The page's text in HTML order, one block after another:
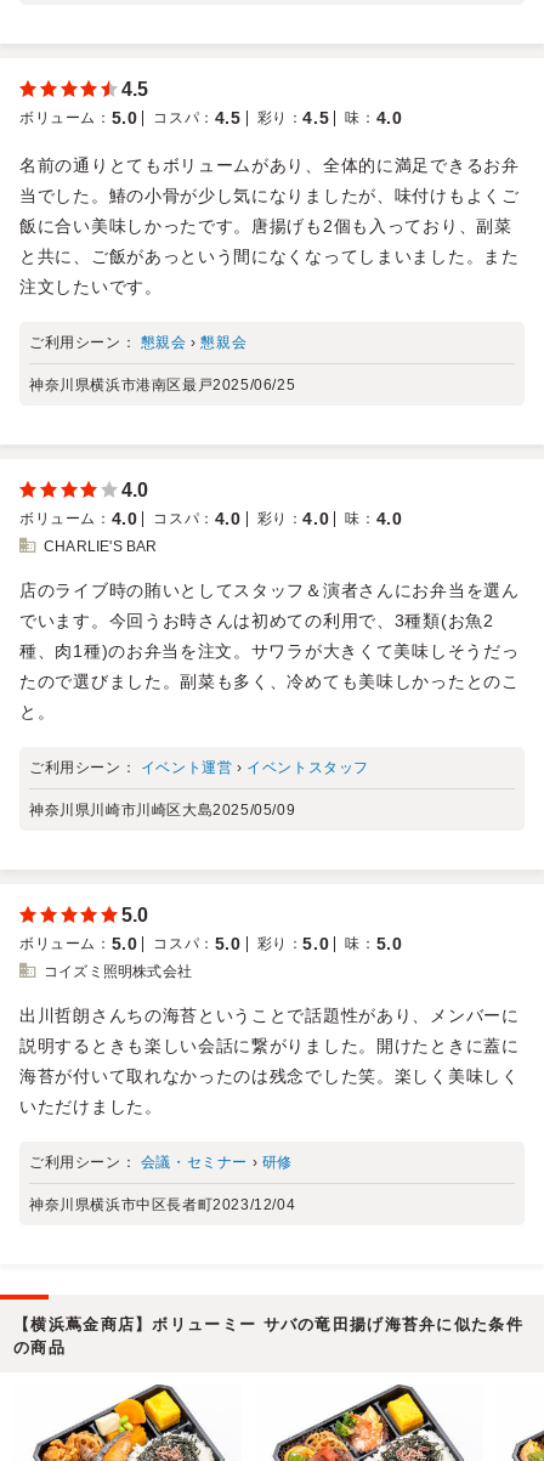
4.5
ボリューム ： 5.0 コスパ ： 4.5 彩り ：4.5 味 ： 4.0
名前の通りとてもボリュームがあり、全体的に満足できるお弁
当でした。鰆の小骨が少し気になりましたが、味付けもよくご
飯に合い美味しかったです。唐揚げも2個も入っており、副菜
と共に、ご飯があっという間になくなってしまいました。また
注文したいです。
ご利用シーン： 懇親会 ›懇親会
神奈川県横浜市港南区最戸2025/06/25
4.0
ボリューム ： 4.0 コスパ ： 4.0 彩り ：4.0 味 ： 4.0
CHARLIE'S BAR
店のライブ時の賄いとしてスタッフ＆演者さんにお弁当を選ん
でいます。今回うお時さんは初めての利用で、3種類(お魚2
種、肉1種)のお弁当を注文。サワラが大きくて美味しそうだっ
たので選びました。副菜も多く、冷めても美味しかったとのこ
と。
ご利用シーン： イベント運営 › イベントスタッフ
神奈川県川崎市川崎区大島2025/05/09
5.0
ボリューム ： 5.0 コスパ ： 5.0 彩り ：5.0 味 ： 5.0
コイズミ照明株式会社
出川哲朗さんちの海苔ということで話題性があり、メンバーに
説明するときも楽しい会話に繋がりました。開けたときに蓋に
海苔が付いて取れなかったのは残念でした笑。楽しく美味しく
いただけました。
ご利用シーン： 会議・セミナー › 研修
神奈川県横浜市中区長者町2023/12/04
【横浜蔦金商店】ボリューミー サバの竜田揚げ海苔弁に似た条件
の商品